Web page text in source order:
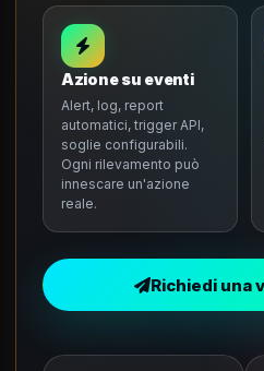
Azione su eventi
Alert, log, report
automatici, trigger API,
soglie configurabili.
Ogni rilevamento può
innescare un'azione
reale.
Richiedi una